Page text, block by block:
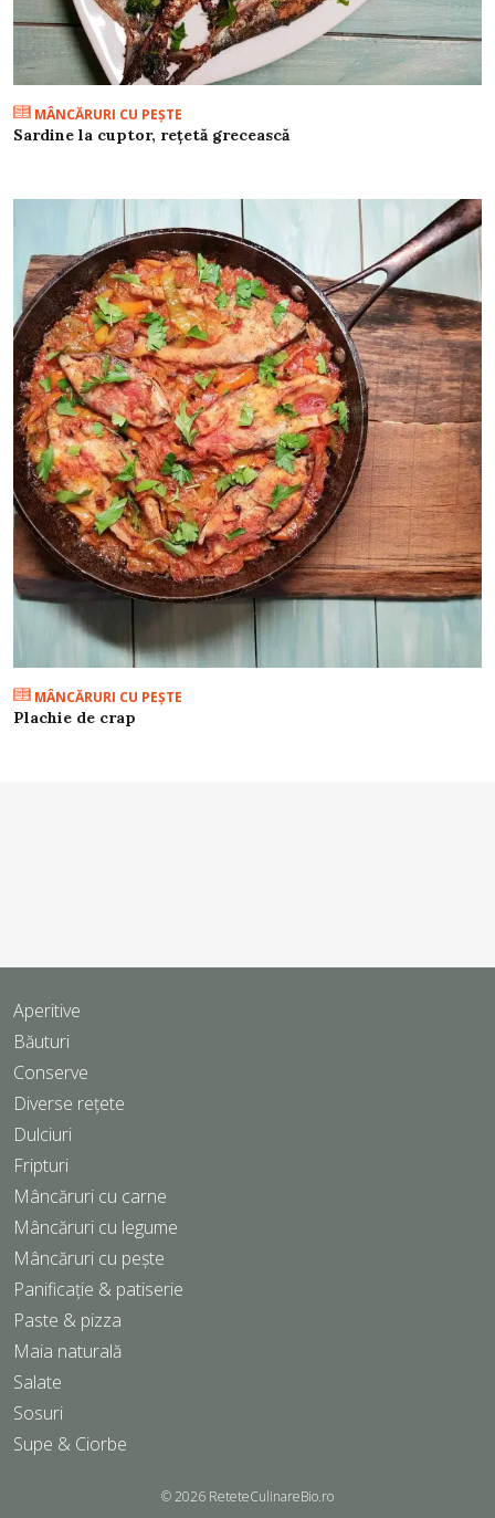
MÂNCĂRURI CU PEŞTE
Sardine la cuptor, rețetă grecească
MÂNCĂRURI CU PEŞTE
Plachie de crap
Aperitive
Băuturi
Conserve
Diverse rețete
Dulciuri
Fripturi
Mâncăruri cu carne
Mâncăruri cu legume
Mâncăruri cu pește
Panificație & patiserie
Paste & pizza
Maia naturală
Salate
Sosuri
Supe & Ciorbe
© 2026 ReteteCulinareBio.ro